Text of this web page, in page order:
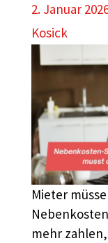
2. Januar
Kosick
Mieter
mehr